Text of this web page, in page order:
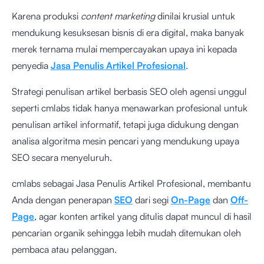
Karena produksi content marketingdinilai krusial untuk
mendukung kesuksesan bisnis di era digital, maka banyak
merek ternama mulai mempercayakan upaya ini kepada
penyedia Jasa Penulis Artikel Profesional.
Strategi penulisan artikel berbasis SEO oleh agensi unggul
seperti cmlabs tidak hanya menawarkan profesional untuk
penulisan artikel informatif, tetapi juga didukung dengan
analisa algoritma mesin pencari yang mendukung upaya
SEO secara menyeluruh.
cmlabs sebagai Jasa Penulis Artikel Profesional, membantu
Anda dengan penerapan SEO dari segi On-Page dan Off-
Page, agar konten artikel yang ditulis dapat muncul di hasil
pencarian organik sehingga lebih mudah ditemukan oleh
pembaca atau pelanggan.